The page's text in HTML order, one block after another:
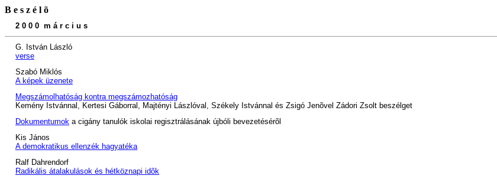
B e s z é l õ
2 0 0 0 m á r c i u s
G. István László
verse
Szabó Miklós
A képek üzenete
Megszámolhatóság kontra megszámozhatóság
Kemény Istvánnal, Kertesi Gáborral, Majtényi Lászlóval, Székely Istvánnal és Zsigó Jenõvel Zádori Zsolt beszélget
Dokumentumok a cigány tanulók iskolai regisztrálásának újbóli bevezetésérõl
Kis János
A demokratikus ellenzék hagyatéka
Ralf Dahrendorf
Radikális átalakulások és hétköznapi idõk